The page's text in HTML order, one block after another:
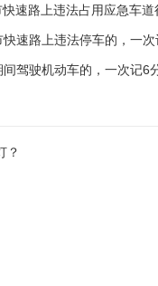
速路上违法占用应急车
速路上违法停车的，一
驾驶机动车的，一次记6
？